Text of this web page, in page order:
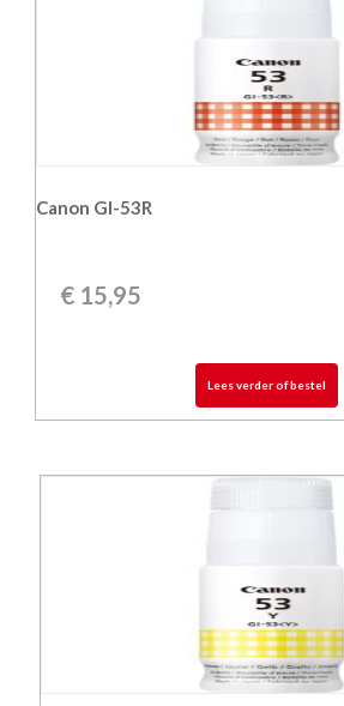
Canon GI-53R
€ 15,95
Lees verder of bestel